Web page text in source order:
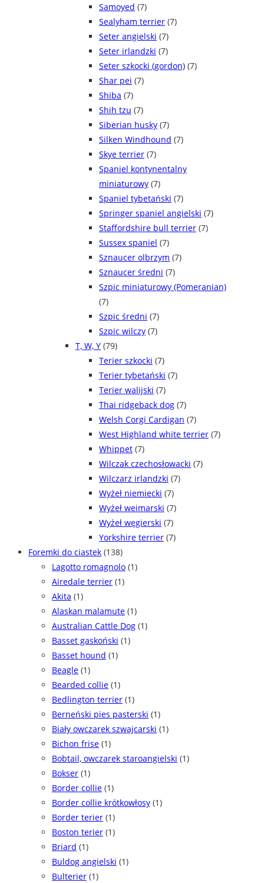
Samoyed (7)
Sealyham terrier (7)
Seter angielski (7)
Seter irlandzki (7)
Seter szkocki (gordon) (7)
Shar pei (7)
Shiba (7)
Shih tzu (7)
Siberian husky (7)
Silken Windhound (7)
Skye terrier (7)
Spaniel kontynentalny
miniaturowy (7)
Spaniel tybetański (7)
Springer spaniel angielski (7)
Staffordshire bull terrier (7)
Sussex spaniel (7)
Sznaucer olbrzym (7)
Sznaucer średni (7)
Szpic miniaturowy (Pomeranian)
(7)
Szpic średni (7)
Szpic wilczy (7)
T, W, Y (79)
Terier szkocki (7)
Terier tybetański (7)
Terier walijski (7)
Thai ridgeback dog (7)
Welsh Corgi Cardigan (7)
West Highland white terrier (7)
Whippet (7)
Wilczak czechosłowacki (7)
Wilczarz irlandzki (7)
Wyżeł niemiecki (7)
Wyżeł weimarski (7)
Wyżeł węgierski (7)
Yorkshire terrier (7)
Foremki do ciastek (138)
Lagotto romagnolo (1)
Airedale terrier (1)
Akita (1)
Alaskan malamute (1)
Australian Cattle Dog (1)
Basset gaskoński (1)
Basset hound (1)
Beagle (1)
Bearded collie (1)
Bedlington terrier (1)
Berneński pies pasterski (1)
Biały owczarek szwajcarski (1)
Bichon frise (1)
Bobtail, owczarek staroangielski (1)
Bokser (1)
Border collie (1)
Border collie krótkowłosy (1)
Border terier (1)
Boston terier (1)
Briard (1)
Buldog angielski (1)
Bulterier (1)